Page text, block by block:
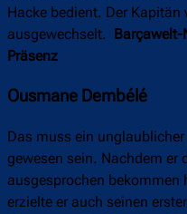
Hacke bedient. Der
ausgewechselt.
Präsenz
Ousmane Dembélé
Das muss ein
gewesen sein. Nachdem er
ausgesprochen bekommen
erzielte er auch seinen